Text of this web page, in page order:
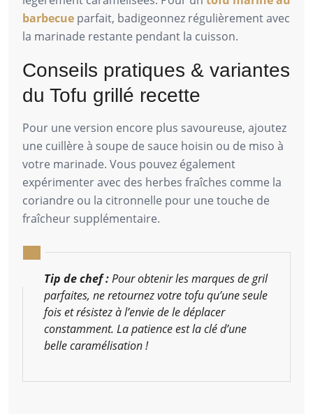
barbecue parfait, badigeonnez régulièrement avec
la marinade restante pendant la cuisson.
Conseils pratiques & variantes
du Tofu grillé recette
Pour une version encore plus savoureuse, ajoutez
une cuillère à soupe de sauce hoisin ou de miso à
votre marinade. Vous pouvez également
expérimenter avec des herbes fraîches comme la
coriandre ou la citronnelle pour une touche de
fraîcheur supplémentaire.
Tip de chef :Pour obtenir les marques de gril
parfaites, ne retournez votre tofu qu’une seule
fois et résistez à l’envie de le déplacer
constamment. La patience est la clé d’une
belle caramélisation !